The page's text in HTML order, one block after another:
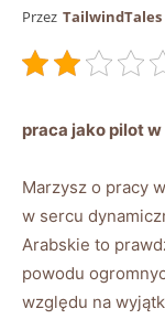
Przez TailwindTales
praca jako pilot
Marzysz o pracy
w sercu
Arabskie to
powodu
względu na